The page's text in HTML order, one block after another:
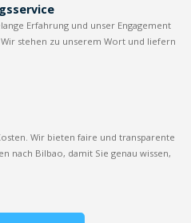
Erfahrung und unser Engagement
stehen zu unserem Wort und liefern
Wir bieten faire und transparente
nach Bilbao, damit Sie genau wissen,